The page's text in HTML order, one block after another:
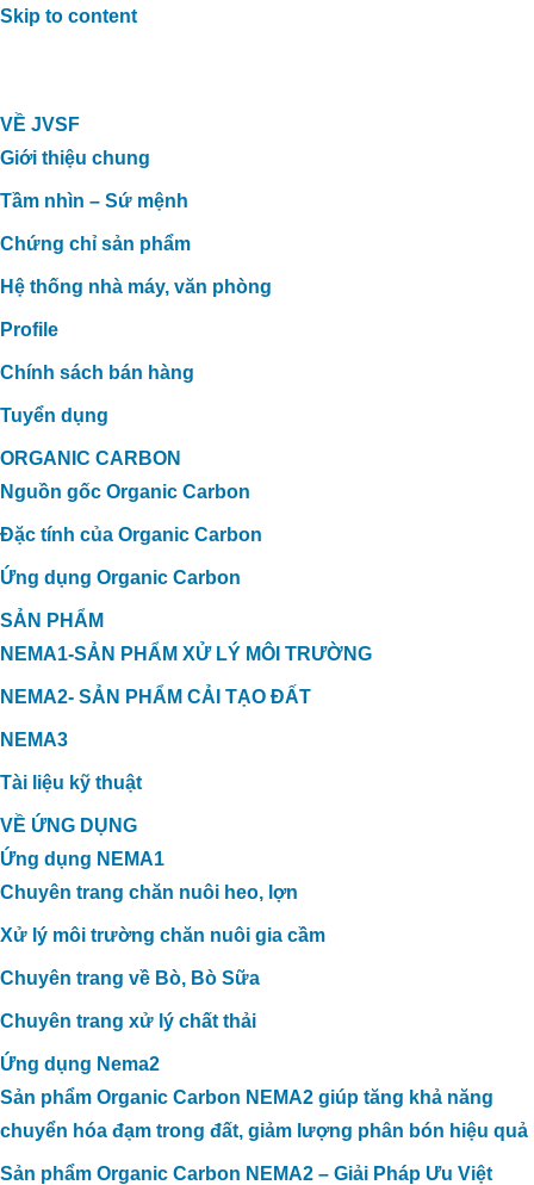
Skip to content
VỀ JVSF
Giới thiệu chung
Tầm nhìn – Sứ mệnh
Chứng chỉ sản phẩm
Hệ thống nhà máy, văn phòng
Profile
Chính sách bán hàng
Tuyển dụng
ORGANIC CARBON
Nguồn gốc Organic Carbon
Đặc tính của Organic Carbon
Ứng dụng Organic Carbon
SẢN PHẨM
NEMA1-SẢN PHẨM XỬ LÝ MÔI TRƯỜNG
NEMA2- SẢN PHẨM CẢI TẠO ĐẤT
NEMA3
Tài liệu kỹ thuật
VỀ ỨNG DỤNG
Ứng dụng NEMA1
Chuyên trang chăn nuôi heo, lợn
Xử lý môi trường chăn nuôi gia cầm
Chuyên trang về Bò, Bò Sữa
Chuyên trang xử lý chất thải
Ứng dụng Nema2
Sản phẩm Organic Carbon NEMA2 giúp tăng khả năng
chuyển hóa đạm trong đất, giảm lượng phân bón hiệu quả
Sản phẩm Organic Carbon NEMA2 – Giải Pháp Ưu Việt